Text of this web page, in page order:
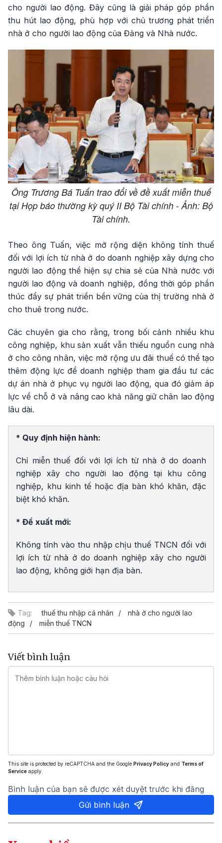
cho người lao động. Đây cũng là giải pháp góp phần
thu hút lao động, phù hợp với chủ trương phát triển
nhà ở cho người lao động của Đảng và Nhà nước.
Ông Trương Bá Tuấn trao đổi về đề xuất miễn thuế
tại Họp báo thường kỳ quý II Bộ Tài chính - Ảnh: Bộ
Tài chính.
Theo ông Tuấn, việc mở rộng diện không tính thuế
đối với lợi ích từ nhà ở do doanh nghiệp xây dựng cho
người lao động thể hiện sự chia sẻ của Nhà nước với
người lao động và doanh nghiệp, đồng thời góp phần
thúc đẩy sự phát triển bền vững của thị trường nhà ở
cho thuê trong nước.
Các chuyên gia cho rằng, trong bối cảnh nhiều khu
công nghiệp, khu sản xuất vẫn thiếu nguồn cung nhà
ở cho công nhân, việc mở rộng ưu đãi thuế có thể tạo
thêm động lực để doanh nghiệp tham gia đầu tư các
dự án nhà ở phục vụ người lao động, qua đó giảm áp
lực về chỗ ở và nâng cao khả năng giữ chân lao động
lâu dài.
* Quy định hiện hành:
Chỉ miễn thuế đối với lợi ích từ nhà ở do doanh
nghiệp xây cho người lao động tại khu công
nghiệp, khu kinh tế hoặc địa bàn khó khăn, đặc
biệt khó khăn.
* Đề xuất mới:
Không tính vào thu nhập chịu thuế TNCN đối với
lợi ích từ nhà ở do doanh nghiệp xây cho người
lao động, không giới hạn địa bàn.
Tag: thuế thu nhập cá nhân
nhà ở cho người lao
động
miễn thuế TNCN
Viết bình luận
This site is protected by reCAPTCHA and the Google Privacy Policy and Terms of
Service apply.
Bình luận của bạn sẽ được xét duyệt trước khi đăng
Gửi bình luận